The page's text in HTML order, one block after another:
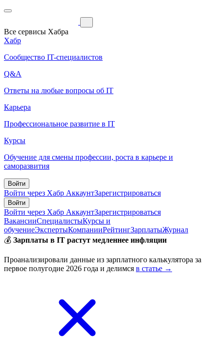
Все сервисы Хабра
Хабр
Сообщество IT-специалистов
Q&A
Ответы на любые вопросы об IT
Карьера
Профессиональное развитие в IT
Курсы
Обучение для смены профессии, роста в карьере и
саморазвития
Войти
Войти через Хабр АккаунтЗарегистрироваться
Войти
Войти через Хабр АккаунтЗарегистрироваться
ВакансииСпециалистыКурсы и
обучениеЭкспертыКомпанииРейтингЗарплатыЖурнал
💰 Зарплаты в IT растут медленнее инфляции
Проанализировали данные из зарплатного калькулятора за
первое полугодие 2026 года и делимся в статье →